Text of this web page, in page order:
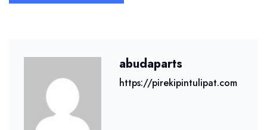
abudaparts
https://pirekipintulipat.com